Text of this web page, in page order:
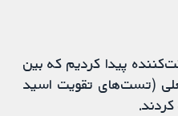
به جست‌وجوی شواهد پرداختیم و 19 مطالعه مرتبط را با 13,676 شرکت‌کننده پیدا کردیم که بین
فعلی (تست‌های تقویت اسید